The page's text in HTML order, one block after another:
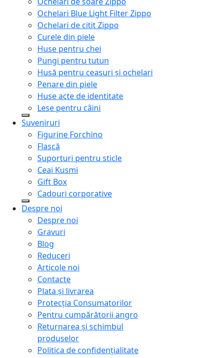
Ochelari Blue Light Filter Zippo
Ochelari de citit Zippo
Curele din piele
Huse pentru chei
Pungi pentru tutun
Husă pentru ceasuri și ochelari
Penare din piele
Huse acte de identitate
Lese pentru câini
Suveniruri
Figurine Forchino
Flască
Suporturi pentru sticle
Ceai Kusmi
Gift Box
Cadouri corporative
Despre noi
Despre noi
Gravuri
Blog
Reduceri
Articole noi
Contacte
Plata și livrarea
Protecţia Consumatorilor
Pentru cumpărătorii angro
Returnarea și schimbul
produselor
Politica de confidențialitate